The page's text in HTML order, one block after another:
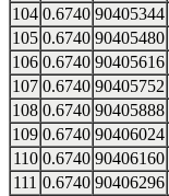
104 0.6740 90405344
105 0.6740 90405480
106 0.6740 90405616
107 0.6740 90405752
108 0.6740 90405888
109 0.6740 90406024
110 0.6740 90406160
111 0.6740 90406296